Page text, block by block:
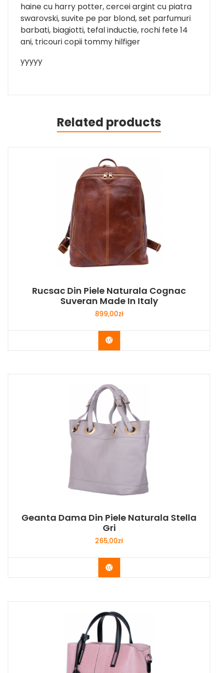
haine cu harry potter, cercei argint cu piatra
swarovski, suvite pe par blond, set parfumuri
barbati, biagiotti, tefal inductie, rochi fete 14
ani, tricouri copii tommy hilfiger
yyyyy
Related products
Rucsac Din Piele Naturala Cognac
Suveran Made In Italy
899,00zł
Buy Now
Geanta Dama Din Piele Naturala Stella
Gri
265,00zł
Buy Now